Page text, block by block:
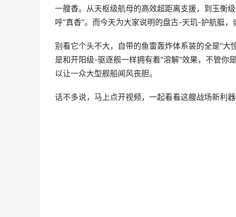
一艘香。从天枢级航母的高效超距离支援，到玉衡
呼“真香”。而今天为大家说明的盘古-天玑-护航艇，
别看它个头不大，自带的鱼雷轰炸体系装的全是“
是和开阳级-驱逐舰一样拥有着“溶解”效果，不管你
以让一众大型舰船闻风丧胆。
话不多说，马上点开视频，一起看看这艘战场新利